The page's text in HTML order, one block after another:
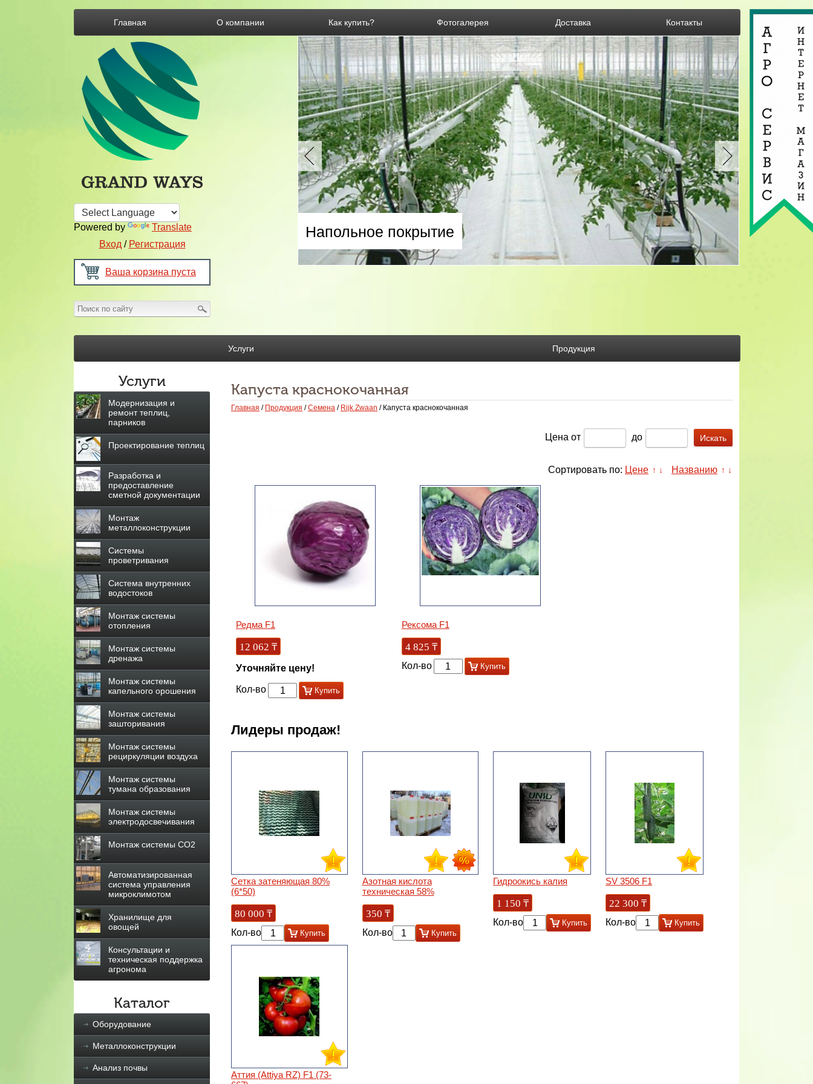
Главная О компании Как купить? Фотогалерея Доставка Контакты
Powered by
Translate
Вход / Регистрация
Ваша корзина пуста
Напольное покрытие
Услуги Продукция
Услуги
Модернизация и
ремонт теплиц,
парников
Проектирование теплиц
Разработка и
предоставление
сметной документации
Монтаж
металлоконструкции
Системы
проветривания
Система внутренних
водостоков
Монтаж системы
отопления
Монтаж системы
дренажа
Монтаж системы
капельного орошения
Монтаж системы
зашторивания
Монтаж системы
рециркуляции воздуха
Монтаж системы
тумана образования
Монтаж системы
электродосвечивания
Монтаж системы СО2
Автоматизированная
система управления
микроклимотом
Хранилище для
овощей
Консультации и
техническая поддержка
агронома
Каталог
Оборудование
Металлоконструкции
Анализ почвы
Капуста краснокочанная
Главная / Продукция /Семена / Rijk Zwaan / Капуста краснокочанная
Цена от до
Сортировать по: Цене ↑ ↓ Названию ↑ ↓
Редма F1
12 062 ₸
Уточняйте цену!
Кол-во Купить
Рексома F1
4 825 ₸
Кол-во Купить
Лидеры продаж!
Сетка затеняющая 80%
(6*50)
80 000 ₸
Кол-во Купить
Азотная кислота
техническая 58%
350 ₸
Кол-во Купить
Гидроокись калия
1 150 ₸
Кол-во Купить
SV 3506 F1
22 300 ₸
Кол-во Купить
Аттия (Attiya RZ) F1 (73-